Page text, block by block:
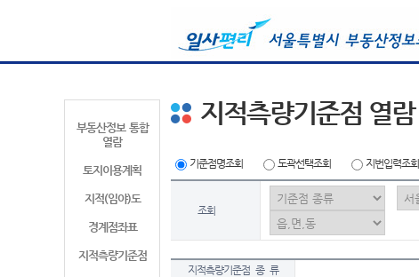
부동산정보 통합
열람
토지이용계획
지적(임야)도
경계점좌표
지적측량기준점
지적측량기준점 열람
기준점명조회 도곽선택조회 지번입력조회
조회
지적측량기준점 종 류